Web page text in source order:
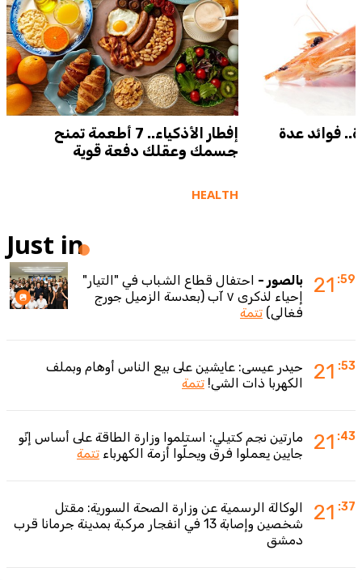
إفطار الأذكياء.. 7 أطعمة تمنح
جسمك وعقلك دفعة قوية
HEALTH
فوائد عدة
Just in
21 :59 بالصور - احتفال قطاع الشباب في "التيار"
إحياء لذكرى ٧ آب (بعدسة الزميل جورج
فغالي) تتمة
21 :53
حيدر عيسى: عايشين على بيع الناس أوهام وبملف
الكهربا ذات الشي! تتمة
21 :43
مارتين نجم كتيلي: استلموا وزارة الطاقة على أساس إنّو
جايين يعملوا فرق ويحلّوا أزمة الكهرباء تتمة
21 :37
الوكالة الرسمية عن وزارة الصحة السورية: مقتل
شخصين وإصابة 13 في انفجار مركبة بمدينة جرمانا قرب
دمشق